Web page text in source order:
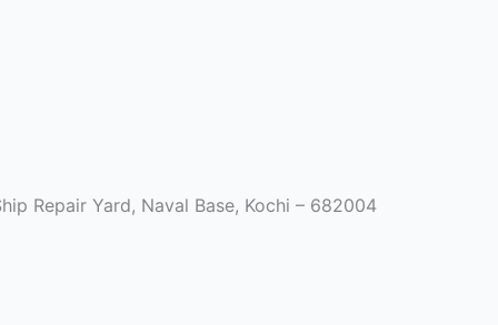
Repair Yard, Naval Base, Kochi – 682004